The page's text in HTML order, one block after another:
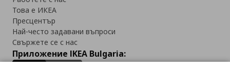
Това е ИКЕА
Пресцентър
Най-често задавани въпроси
Свържете се с нас
Приложение IKEA Bulgaria: